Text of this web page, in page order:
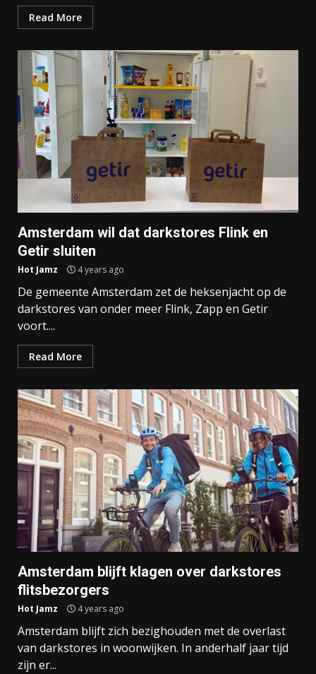
Read More
Amsterdam wil dat darkstores Flink en
Getir sluiten
Hot Jamz 4 years ago
De gemeente Amsterdam zet de heksenjacht op de
darkstores van onder meer Flink, Zapp en Getir
voort....
Read More
Amsterdam blijft klagen over darkstores
flitsbezorgers
Hot Jamz 4 years ago
Amsterdam blijft zich bezighouden met de overlast
van darkstores in woonwijken. In anderhalf jaar tijd
zijn er...